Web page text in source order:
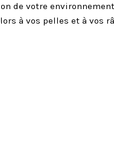
de votre environnement
à vos pelles et à vos